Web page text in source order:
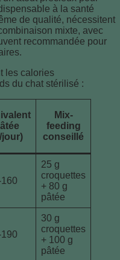
à la santé
de qualité, nécessitent
mixte, avec
recommandée pour
les calories
du chat stérilisé :
jour)
Mix-
feeding
conseillé
25 g
croquettes
+ 80 g
pâtée
30 g
croquettes
+ 100 g
pâtée